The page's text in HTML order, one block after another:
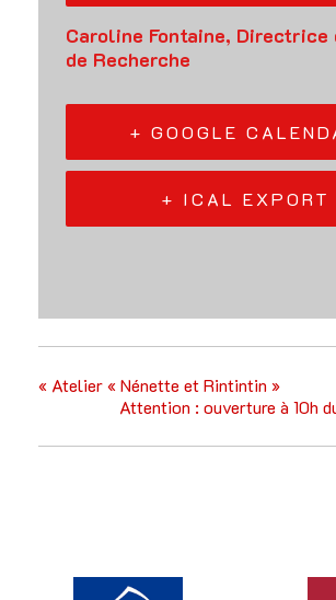
Caroline Fontaine, Directrice
de Recherche
+ GOOGLE
+ ICAL EXPORT
« Atelier « Nénette et Rintintin »
Attention : ouverture à 10h